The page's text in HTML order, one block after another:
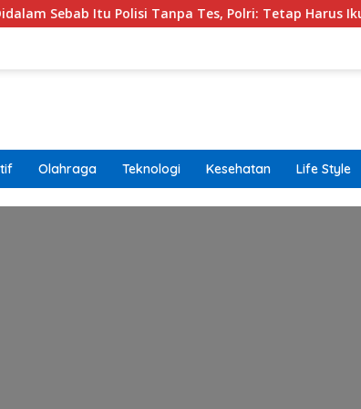
Itu Polisi Tanpa Tes, Polri: Tetap Harus Ikuti Seleksi
Olahraga Teknologi Kesehatan Life Style